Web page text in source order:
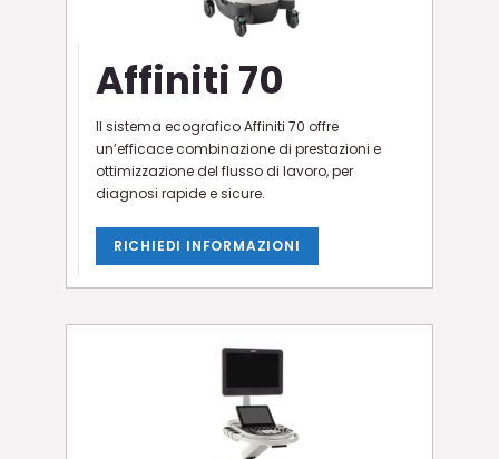
Affiniti 70
Il sistema ecografico Affiniti 70 offre
un’efficace combinazione di prestazioni e
ottimizzazione del flusso di lavoro, per
diagnosi rapide e sicure.
RICHIEDI INFORMAZIONI